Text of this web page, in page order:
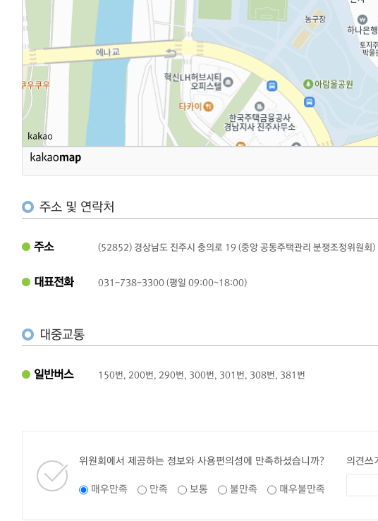
주소 및 연락처
주소 (52852) 경상남도 진주시 충의로 19 (중앙 공동주택관리 분쟁조정위원회)
대표전화 031-738-3300 (평일 09:00~18:00)
대중교통
일반버스 150번, 200번, 290번, 300번, 301번, 308번, 381번
위원회에서 제공하는 정보와 사용편의성에 만족하셨습니까?
매우만족 만족 보통 불만족 매우불만족
의견쓰